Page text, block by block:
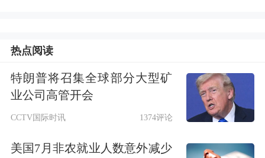
计划提出，应将被冻结资产分配给乌克
兰、俄罗斯和美国。但乌克兰及其欧洲
热点阅读
特朗普将召集全球部分大型矿
业公司高管开会
CCTV国际时讯 1374评论
美国7月非农就业人数意外减少